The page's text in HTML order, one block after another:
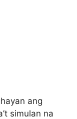
ang
simulan na